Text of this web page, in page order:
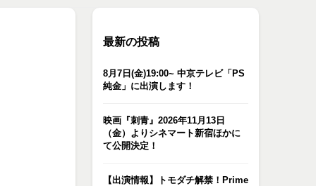
最新の投稿
8月7日(金)19:00~ 中京テレビ「PS
純金」に出演します！
映画『刺青』2026年11月13日
（金）よりシネマート新宿ほかに
て公開決定！
【出演情報】トモダチ解禁！Prime